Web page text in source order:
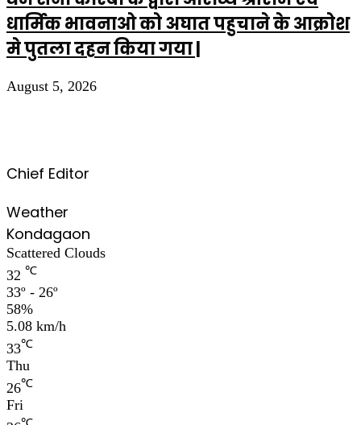
धार्मिक भावनाओ को अघात पहुचाने के आक्रोश
मे पुतला दहन किया गया |
August 5, 2026
Chief Editor
Weather
Kondagaon
Scattered Clouds
32 ℃
33º - 26º
58%
5.08 km/h
33℃
Thu
26℃
Fri